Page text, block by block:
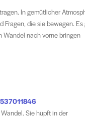
In gemütlicher
Fragen, die sie bewegen. Es
Wandel nach vorne bringen
Sie hüpft in der